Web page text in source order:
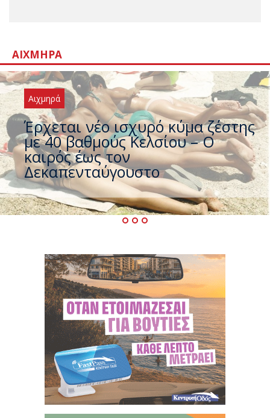
ΑΙΧΜΗΡΆ
Αιχμηρά
Άφαντος ο Τσίπρας… την ώρα
που η χώρα καίγεται